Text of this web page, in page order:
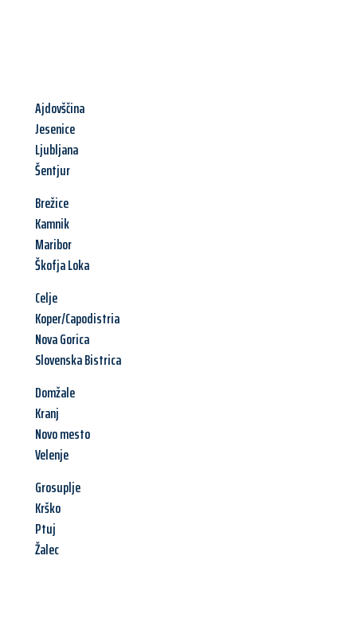
Ajdovščina
Jesenice
Ljubljana
Šentjur
Brežice
Kamnik
Maribor
Škofja Loka
Celje
Koper/Capodistria
Nova Gorica
Slovenska Bistrica
Domžale
Kranj
Novo mesto
Velenje
Grosuplje
Krško
Ptuj
Žalec